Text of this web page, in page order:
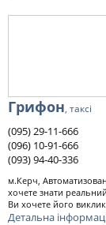
Грифон, таксі
(095) 29-11-666
(096) 10-91-666
(093) 94-40-336
м.Керч,
хочете знати
Ви хочете його
Детальна